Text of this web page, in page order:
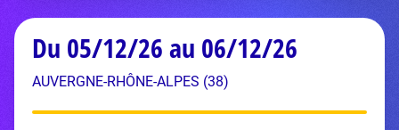
Du 05/12/26 au 06/12/26
AUVERGNE-RHÔNE-ALPES (38)